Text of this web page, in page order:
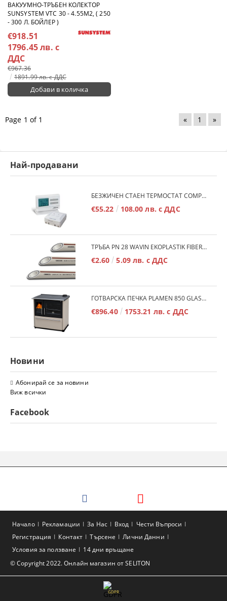
ВАКУУМНО-ТРЪБЕН КОЛЕКТОР
SUNSYSTEM VTC 30 - 4.55M2, ( 250
- 300 Л. БОЙЛЕР )
€918.51
1796.45 лв. с
ДДС
€967.36
1891.99 лв. с ДДС
Page 1 of 1 « 1 »
Най-продавани
БЕЗЖИЧЕН СТАЕН ТЕРМОСТАТ COMPUTHERM Q7RF
€55.22 108.00 лв. с ДДС
ТРЪБА PN 28 WAVIN EKOPLASTIK FIBER BASALT PLUS - 3М/БР.
€2.60 5.09 лв. с ДДС
ГОТВАРСКА ПЕЧКА PLAMEN 850 GLAS 11KW
€896.40 1753.21 лв. с ДДС
Новини
Абонирай се за новини
Виж всички
Facebook
© Copyright 2022. Онлайн магазин от SELITON
Начало Рекламации За Нас Вход
Чести Въпроси
Регистрация
Контакт Търсене
Лични Данни
Условия за ползване
14 дни връщане
GDPR